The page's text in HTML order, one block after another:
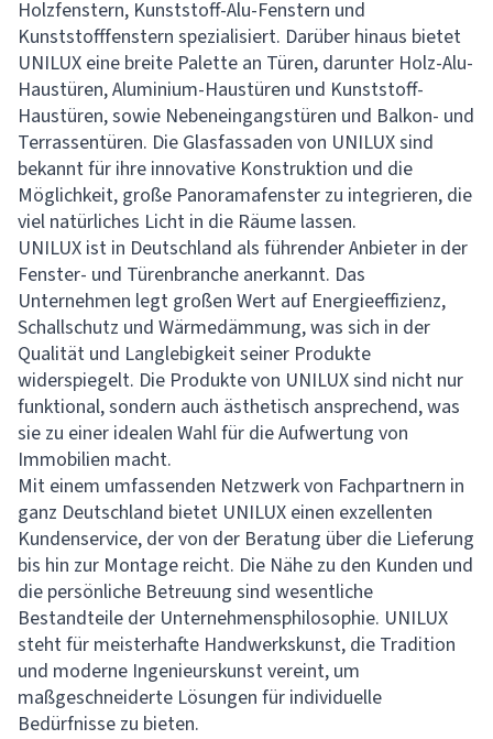
Holzfenstern, Kunststoff-Alu-Fenstern und
Kunststofffenstern spezialisiert. Darüber hinaus bietet
UNILUX eine breite Palette an Türen, darunter Holz-Alu-
Haustüren, Aluminium-Haustüren und Kunststoff-
Haustüren, sowie Nebeneingangstüren und Balkon- und
Terrassentüren. Die Glasfassaden von UNILUX sind
bekannt für ihre innovative Konstruktion und die
Möglichkeit, große Panoramafenster zu integrieren, die
viel natürliches Licht in die Räume lassen.
UNILUX ist in Deutschland als führender Anbieter in der
Fenster- und Türenbranche anerkannt. Das
Unternehmen legt großen Wert auf Energieeffizienz,
Schallschutz und Wärmedämmung, was sich in der
Qualität und Langlebigkeit seiner Produkte
widerspiegelt. Die Produkte von UNILUX sind nicht nur
funktional, sondern auch ästhetisch ansprechend, was
sie zu einer idealen Wahl für die Aufwertung von
Immobilien macht.
Mit einem umfassenden Netzwerk von Fachpartnern in
ganz Deutschland bietet UNILUX einen exzellenten
Kundenservice, der von der Beratung über die Lieferung
bis hin zur Montage reicht. Die Nähe zu den Kunden und
die persönliche Betreuung sind wesentliche
Bestandteile der Unternehmensphilosophie. UNILUX
steht für meisterhafte Handwerkskunst, die Tradition
und moderne Ingenieurskunst vereint, um
maßgeschneiderte Lösungen für individuelle
Bedürfnisse zu bieten.